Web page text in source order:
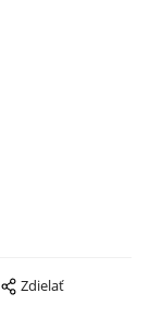
Zdielať